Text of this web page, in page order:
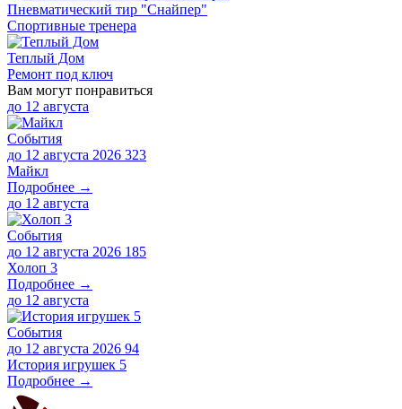
Пневматический тир "Снайпер"
Спортивные тренера
Теплый Дом
Ремонт под ключ
Вам могут понравиться
до 12 августа
События
до 12 августа 2026 323
Майкл
Подробнее →
до 12 августа
События
до 12 августа 2026 185
Холоп 3
Подробнее →
до 12 августа
События
до 12 августа 2026 94
История игрушек 5
Подробнее →